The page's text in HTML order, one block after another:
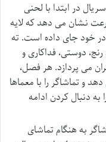
در ابتدا با لحنی
نشان می دهد که لایه
در خود جای داده است. ته
دوستی، فداکاری و
می پردازد. هر فصل،
و تماشاگر را با معماها
به دنبال کردن ادامه
به هنگام تماشای